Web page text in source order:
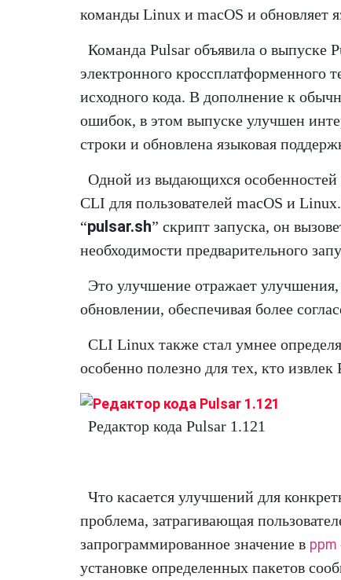
команды Linux и macOS и обновляет
Команда Pulsar объявила о выпуске
электронного кроссплатформенного
исходного кода. В дополнение к
ошибок, в этом выпуске улучшен
строки и обновлена языковая
Одной из выдающихся особенностей
CLI для пользователей macOS и
“pulsar.sh” скрипт запуска, он
необходимости предварительного
Это улучшение отражает
обновлении, обеспечивая более
CLI Linux также стал умнее
особенно полезно для тех, кто извлек
Редактор кода Pulsar 1.121
Что касается улучшений для
проблема, затрагивающая
запрограммированное значение в ppm
установке определенных пакетов